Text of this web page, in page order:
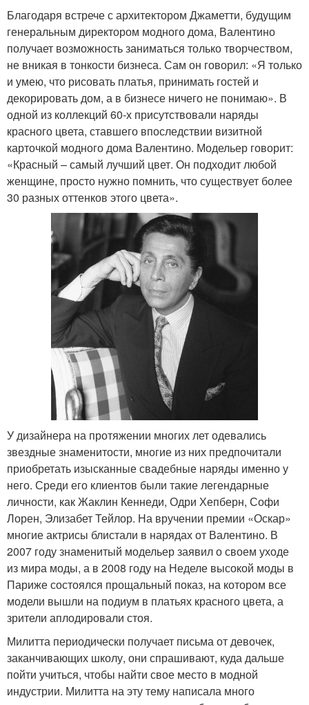
Благодаря встрече с архитектором Джаметти, будущим
генеральным директором модного дома, Валентино
получает возможность заниматься только творчеством,
не вникая в тонкости бизнеса. Сам он говорил: «Я только
и умею, что рисовать платья, принимать гостей и
декорировать дом, а в бизнесе ничего не понимаю». В
одной из коллекций 60-х присутствовали наряды
красного цвета, ставшего впоследствии визитной
карточкой модного дома Валентино. Модельер говорит:
«Красный – самый лучший цвет. Он подходит любой
женщине, просто нужно помнить, что существует более
30 разных оттенков этого цвета».
У дизайнера на протяжении многих лет одевались
звездные знаменитости, многие из них предпочитали
приобретать изысканные свадебные наряды именно у
него. Среди его клиентов были такие легендарные
личности, как Жаклин Кеннеди, Одри Хепберн, Софи
Лорен, Элизабет Тейлор. На вручении премии «Оскар»
многие актрисы блистали в нарядах от Валентино. В
2007 году знаменитый модельер заявил о своем уходе
из мира моды, а в 2008 году на Неделе высокой моды в
Париже состоялся прощальный показ, на котором все
модели вышли на подиум в платьях красного цвета, а
зрители аплодировали стоя.
Милитта периодически получает письма от девочек,
заканчивающих школу, они спрашивают, куда дальше
пойти учиться, чтобы найти свое место в модной
индустрии. Милитта на эту тему написала много